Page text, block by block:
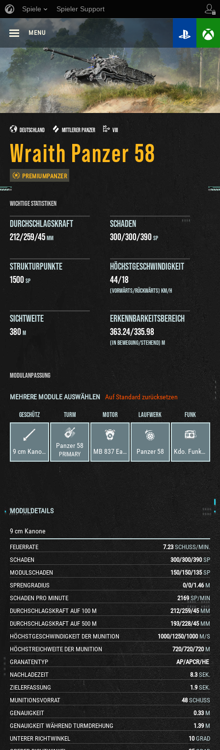
Spiele Spieler Support
MENU
DEUTSCHLAND MITTLERER PANZER VIII
Wraith Panzer 58
PREMIUMPANZER
WICHTIGE STATISTIKEN
DURCHSCHLAGSKRAFT
212/259/45MM
SCHADEN
300/300/390SP
STRUKTURPUNKTE
1500SP
HÖCHSTGESCHWINDIGKEIT
44/18
(VORWÄRTS/RÜCKWÄRTS) KM/H
SICHTWEITE
380M
ERKENNBARKEITSBEREICH
363.24/335.98
(IN BEWEGUNG/STEHEND) M
MODULANPASSUNG
MEHRERE MODULE AUSWÄHLEN Auf Standard zurücksetzen
GESCHÜTZ
9 cm Kanone
TURM
Panzer 58
PRIMARY
MOTOR
MB 837 Ea 600
LAUFWERK
Panzer 58
FUNK
Kdo. Funkstation SE 407
MODULDETAILS
9 cm Kanone
FEUERRATE 7.23 SCHUSS/MIN.
SCHADEN
300/300/390 SP
MODULSCHADEN
150/150/135 SP
SPRENGRADIUS
0/0/1.46 M
SCHADEN PRO MINUTE
2169 SP/MIN
DURCHSCHLAGSKRAFT AUF 100 M
212/259/45 MM
DURCHSCHLAGSKRAFT AUF 500 M
193/228/45 MM
HÖCHSTGESCHWINDIGKEIT DER MUNITION
1000/1250/1000 M/S
HÖCHSTREICHWEITE DER MUNITION
720/720/720 M
GRANATENTYP
AP/APCR/HE
NACHLADEZEIT
8.3 SEK.
ZIELERFASSUNG
1.9 SEK.
MUNITIONSVORRAT
48 SCHUSS
GENAUIGKEIT
0.33 M
GENAUIGKEIT WÄHREND TURMDREHUNG
1.39 M
UNTERER RICHTWINKEL
10 GRAD